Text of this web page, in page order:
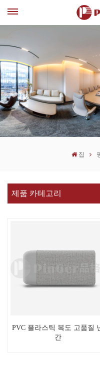
집
제품 카테고리
PVC 플라스틱 복도 고품질
간